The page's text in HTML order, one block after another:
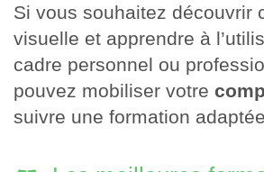
Si vous souhaitez découvrir
visuelle et apprendre à
cadre personnel ou
pouvez mobiliser votre
suivre une formation